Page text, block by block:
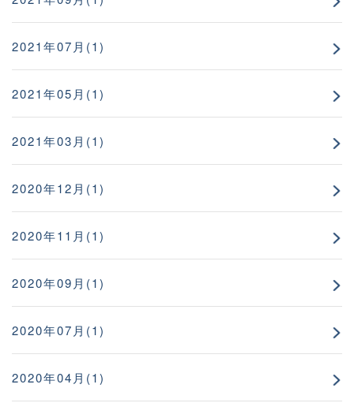
2021年07月(1)
2021年05月(1)
2021年03月(1)
2020年12月(1)
2020年11月(1)
2020年09月(1)
2020年07月(1)
2020年04月(1)